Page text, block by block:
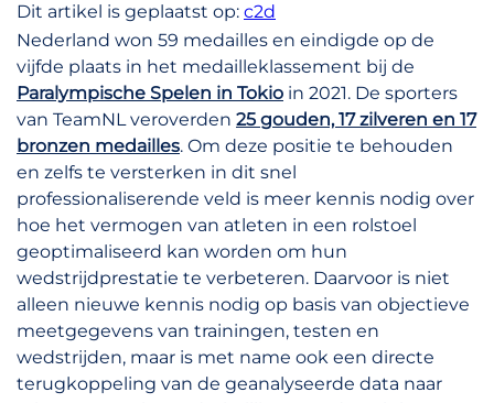
Dit artikel is geplaatst op: c2d
Nederland won 59 medailles en eindigde op de
vijfde plaats in het medailleklassement bij de
Paralympische Spelen in Tokio in 2021. De sporters
van TeamNL veroverden 25 gouden, 17 zilveren en 17
bronzen medailles. Om deze positie te behouden
en zelfs te versterken in dit snel
professionaliserende veld is meer kennis nodig over
hoe het vermogen van atleten in een rolstoel
geoptimaliseerd kan worden om hun
wedstrijdprestatie te verbeteren. Daarvoor is niet
alleen nieuwe kennis nodig op basis van objectieve
meetgegevens van trainingen, testen en
wedstrijden, maar is met name ook een directe
terugkoppeling van de geanalyseerde data naar